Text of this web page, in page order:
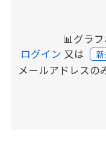
📊グラ
ログイン 又は
メールアドレスの